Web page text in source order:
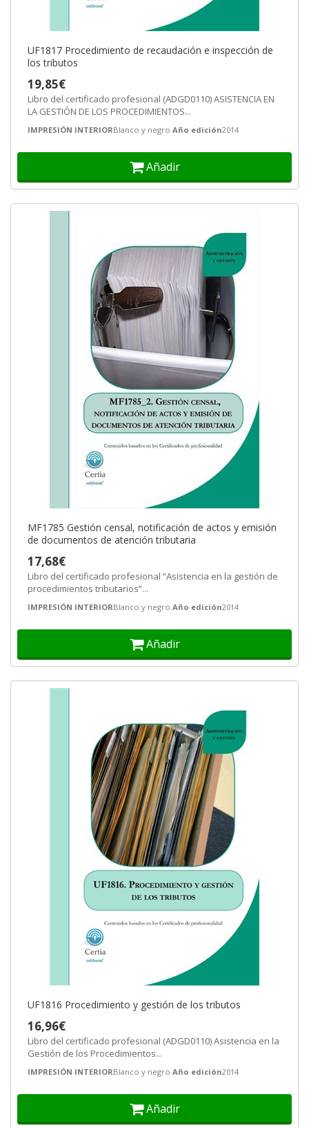
UF1817 Procedimiento de recaudación e inspección de
los tributos
19,85€
Libro del certificado profesional (ADGD0110) ASISTENCIA EN
LA GESTIÓN DE LOS PROCEDIMIENTOS...
IMPRESIÓN INTERIORBlanco y negro Año edición2014
Añadir
MF1785 Gestión censal, notificación de actos y emisión
de documentos de atención tributaria
17,68€
Libro del certificado profesional “Asistencia en la gestión de
procedimientos tributarios”...
IMPRESIÓN INTERIORBlanco y negro Año edición2014
Añadir
UF1816 Procedimiento y gestión de los tributos
16,96€
Libro del certificado profesional (ADGD0110) Asistencia en la
Gestión de los Procedimientos...
IMPRESIÓN INTERIORBlanco y negro Año edición2014
Añadir